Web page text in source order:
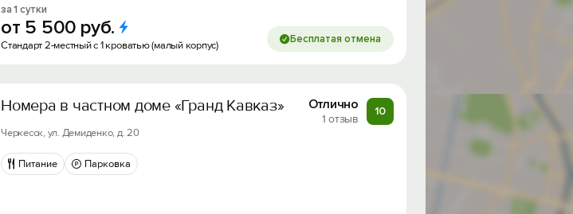
за 1 сутки
от 5 500 руб.
Стандарт 2-местный с 1 кроватью (малый корпус) Бесплатая отмена
Номера в частном доме «Гранд Кавказ» Отлично
1 отзыв
10
Черкесск, ул. Демиденко, д. 20
Питание Парковка